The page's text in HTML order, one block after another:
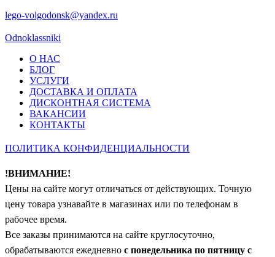
lego-volgodonsk@yandex.ru
Odnoklassniki
О НАС
БЛОГ
УСЛУГИ
ДОСТАВКА И ОПЛАТА
ДИСКОНТНАЯ СИСТЕМА
ВАКАНСИИ
КОНТАКТЫ
ПОЛИТИКА КОНФИДЕНЦИАЛЬНОСТИ
!ВНИМАНИЕ!
Цены на сайте могут отличаться от действующих. Точную
цену товара узнавайте в магазинах или по телефонам в
рабочее время.
Все заказы принимаются на сайте круглосуточно,
обрабатываются ежедневно с понедельника по пятницу с